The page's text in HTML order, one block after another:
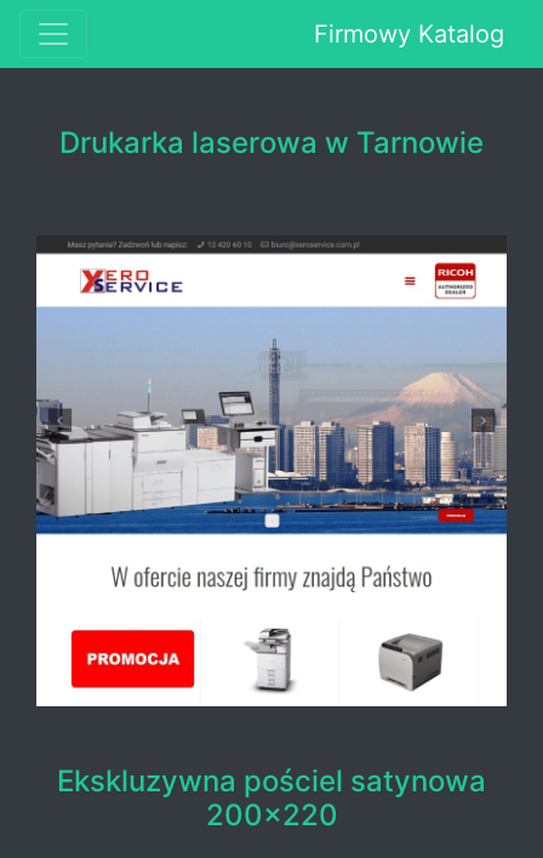
Firmowy Katalog
Drukarka laserowa w Tarnowie
Ekskluzywna pościel satynowa
200x220